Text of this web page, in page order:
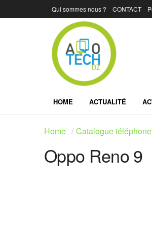
Qui sommes nous ? CONTACT
HOME ACTUALITÉ
Home Catalogue téléphone
Oppo Reno 9